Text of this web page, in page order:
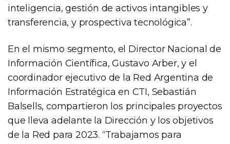
inteligencia, gestión de activos intangibles y
transferencia, y prospectiva tecnológica”.
En el mismo segmento, el Director Nacional de
Información Científica, Gustavo Arber, y el
coordinador ejecutivo de la Red Argentina de
Información Estratégica en CTI, Sebastián
Balsells, compartieron los principales proyectos
que lleva adelante la Dirección y los objetivos
de la Red para 2023. “Trabajamos para